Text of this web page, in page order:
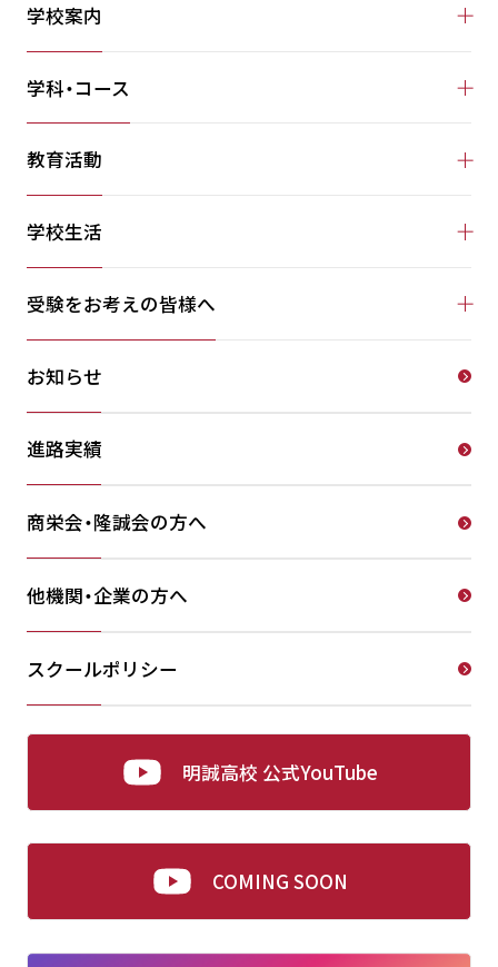
学校案内
学科・コース
教育活動
学校生活
受験をお考えの皆様へ
お知らせ
進路実績
商栄会・隆誠会の方へ
他機関・企業の方へ
スクールポリシー
明誠高校 公式YouTube
COMING SOON